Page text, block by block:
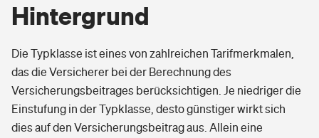
Hintergrund
Die Typklasse ist eines von zahlreichen Tarifmerkmalen,
das die Versicherer bei der Berechnung des
Versicherungsbeitrages berücksichtigen. Je niedriger die
Einstufung in der Typklasse, desto günstiger wirkt sich
dies auf den Versicherungsbeitrag aus. Allein eine